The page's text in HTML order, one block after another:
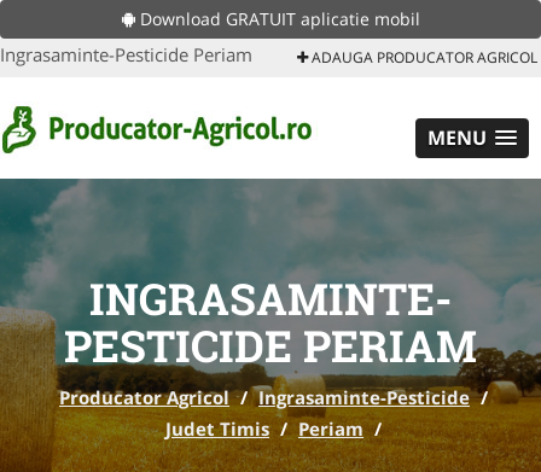
Download GRATUIT aplicatie mobil
Ingrasaminte-Pesticide Periam ADAUGA PRODUCATOR AGRICOL
MENU
INGRASAMINTE-
PESTICIDE PERIAM
Producator Agricol / Ingrasaminte-Pesticide /
Judet Timis / Periam /